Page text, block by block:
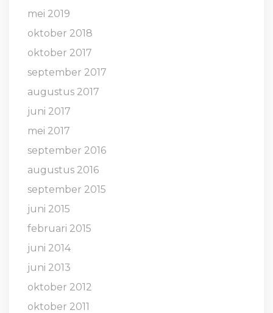
mei 2019
oktober 2018
oktober 2017
september 2017
augustus 2017
juni 2017
mei 2017
september 2016
augustus 2016
september 2015
juni 2015
februari 2015
juni 2014
juni 2013
oktober 2012
oktober 2011